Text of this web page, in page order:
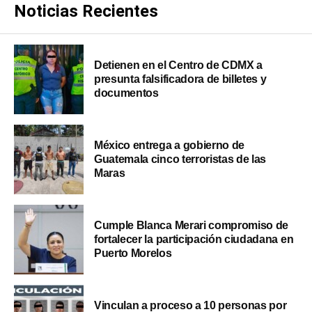
Noticias Recientes
Detienen en el Centro de CDMX a
presunta falsificadora de billetes y
documentos
México entrega a gobierno de
Guatemala cinco terroristas de las
Maras
Cumple Blanca Merari compromiso de
fortalecer la participación ciudadana en
Puerto Morelos
Vinculan a proceso a 10 personas por